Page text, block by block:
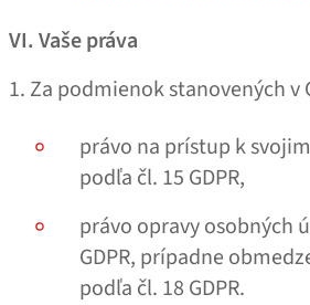
VI. Vaše práva
1. Za podmienok stanovených v
právo na prístup k
podľa čl. 15 GDPR,
právo opravy osobných
GDPR, prípadne
podľa čl. 18 GDPR.